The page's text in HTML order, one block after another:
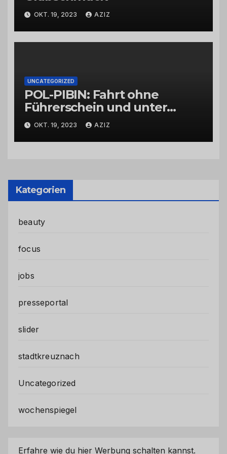
OKT. 19, 2023 AZIZ
UNCATEGORIZED
POL-PIBIN: Fahrt ohne
Führerschein und unter
Einfluss von Drogen
OKT. 19, 2023 AZIZ
Kategorien
beauty
focus
jobs
presseportal
slider
stadtkreuznach
Uncategorized
wochenspiegel
Erfahre wie du hier Werbung schalten kannst.